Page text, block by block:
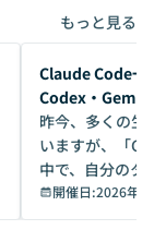
もっと見る
開催前
Claude Code一
Codex・
昨今、多くの生
いますが、「
中で、自分のタ
いいのか」を自
か？ 「なんとなく誰かが良いと言っていた
開催日:2026年8